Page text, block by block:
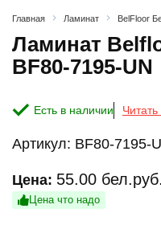
Главная Ламинат BelFloor
Ламинат
BF80-7195-UN
Есть в наличии
Артикул: BF80-7195-
Цена: 55.00 бел.руб.
Цена что надо